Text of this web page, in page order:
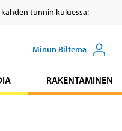
tunnin kuluessa!
Minun Biltema
RAKENTAMINEN